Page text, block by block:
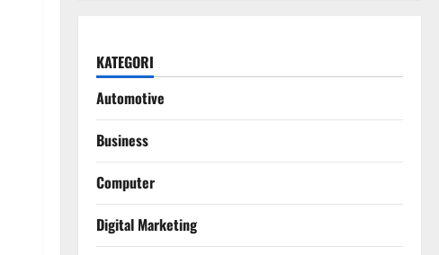
KATEGORI
Automotive
Business
Computer
Digital Marketing